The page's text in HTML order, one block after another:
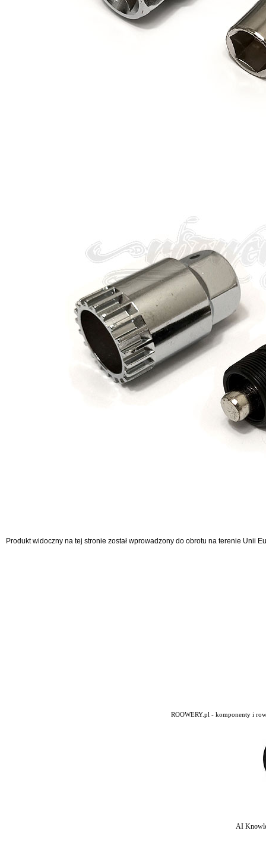
Produkt widoczny na tej stronie został wprowadzony do obrotu na terenie Unii
ROOWERY.pl - komponenty i
AI